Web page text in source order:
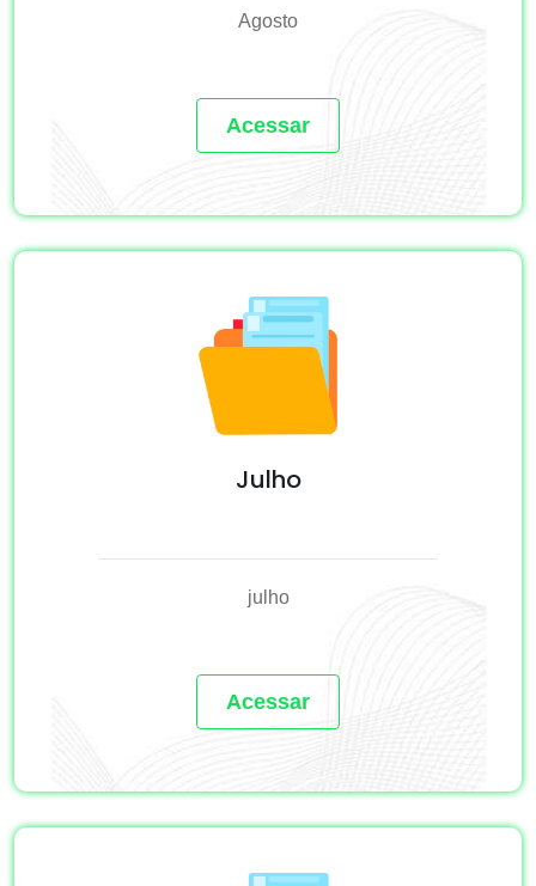
Agosto
Acessar
Julho
julho
Acessar